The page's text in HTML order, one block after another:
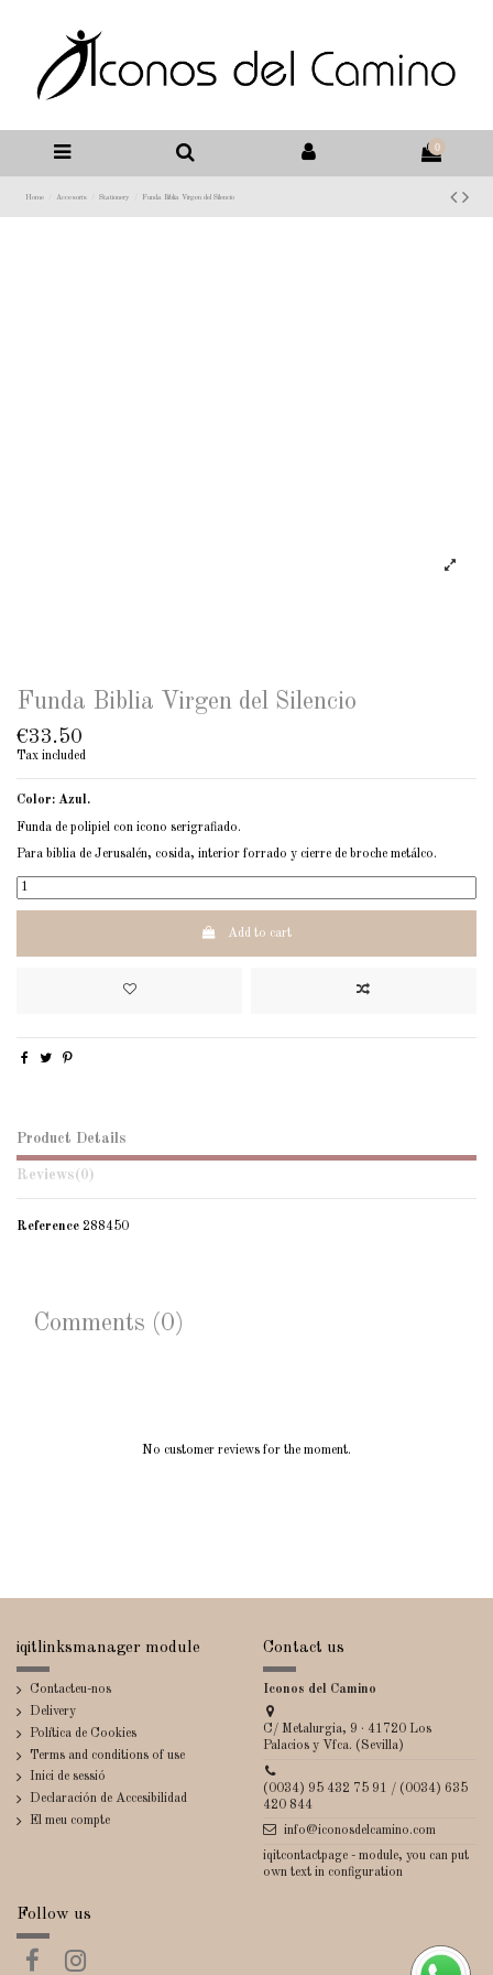
0
Home Accesoris Stationery Funda Biblia Virgen del Silencio
Funda Biblia Virgen del Silencio
€33.50
Tax included
Color: Azul.
Funda de polipiel con icono serigrafiado.
Para biblia de Jerusalén, cosida, interior forrado y cierre de broche metálco.
Add to cart
Product Details
Reviews(0)
Reference 288450
Comments (0)
No customer reviews for the moment.
iqitlinksmanager module
Contacteu-nos
Delivery
Política de Cookies
Terms and conditions of use
Inici de sessió
Declaración de Accesibilidad
El meu compte
Contact us
Iconos del Camino
C/ Metalurgia, 9 · 41720 Los
Palacios y Vfca. (Sevilla)
(0034) 95 432 75 91 / (0034) 635
420 844
info@iconosdelcamino.com
iqitcontactpage - module, you can put
own text in configuration
Follow us